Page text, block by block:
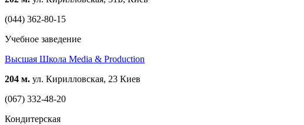
(044) 362-80-15
Учебное заведение
Высшая Школа Media & Production
204 м. ул. Кирилловская, 23 Киев
(067) 332-48-20
Кондитерская